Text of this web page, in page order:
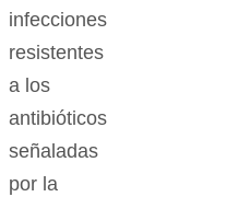
infecciones
resistentes
a los
antibióticos
señaladas
por la